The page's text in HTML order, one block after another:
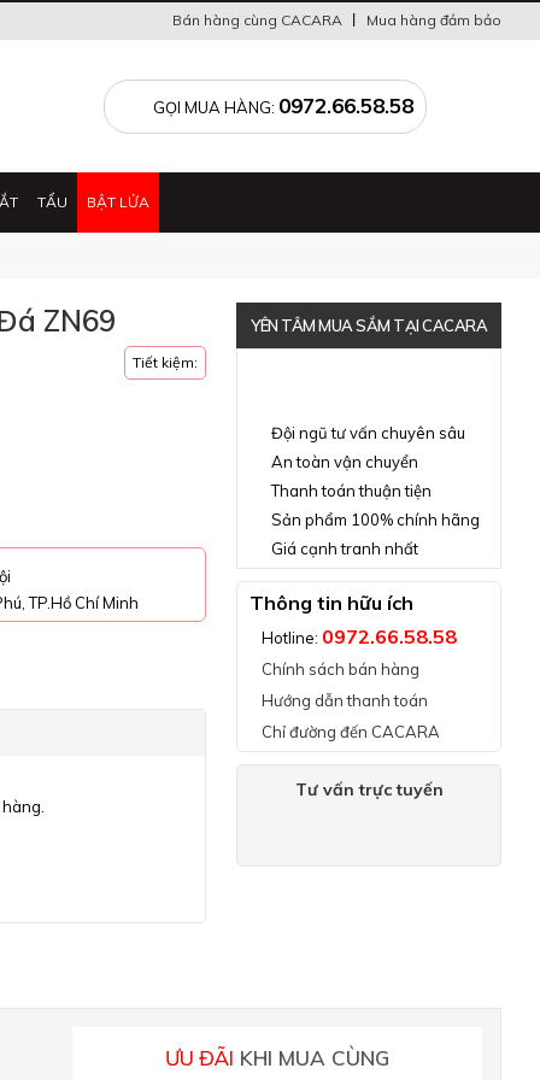
Mua hàng đảm bảo
Bán hàng cùng CACARA
GỌI MUA HÀNG: 0972.66.58.58
TẨU BẬT LỬA
ZN69
Tiết kiệm:
TP.Hồ Chí Minh
YÊN TÂM MUA SẮM TẠI CACARA
Đã thông báo Bộ Công Thương
Đội ngũ tư vấn chuyên sâu
An toàn vận chuyển
Thanh toán thuận tiện
Sản phẩm 100% chính hãng
Giá cạnh tranh nhất
Thông tin hữu ích
Hotline: 0972.66.58.58
Chính sách bán hàng
Hướng dẫn thanh toán
Chỉ đường đến CACARA
Tư vấn trực tuyến
ƯU ĐÃI KHI MUA CÙNG